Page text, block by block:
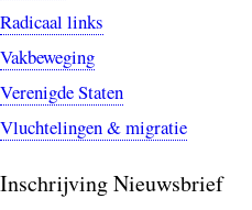
Radicaal links
Vakbeweging
Verenigde Staten
Vluchtelingen & migratie
Inschrijving Nieuwsbrief